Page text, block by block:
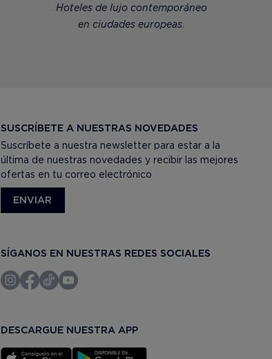
Hoteles de lujo contemporáneo
en ciudades europeas.
SUSCRÍBETE A NUESTRAS NOVEDADES
Suscríbete a nuestra newsletter para estar a la
última de nuestras novedades y recibir las mejores
ofertas en tu correo electrónico
ENVIAR
SÍGANOS EN NUESTRAS REDES SOCIALES
DESCARGUE NUESTRA APP